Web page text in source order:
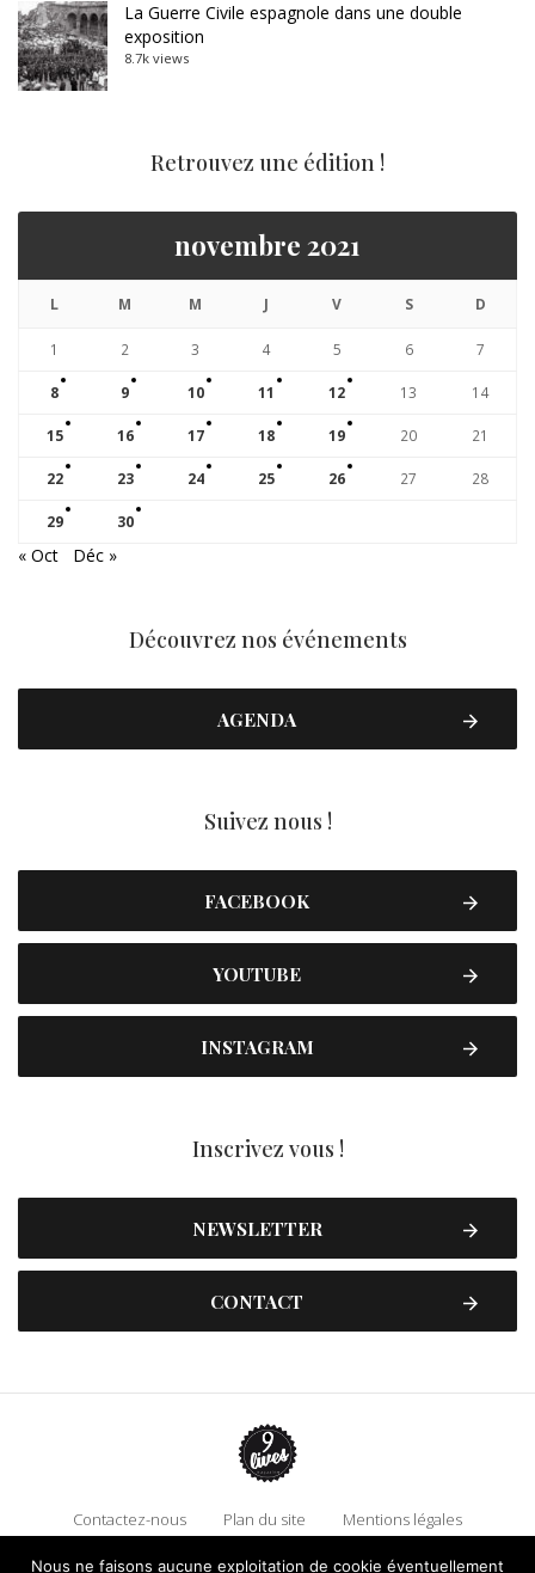
La Guerre Civile espagnole dans une double
exposition
8.7k views
Retrouvez une édition !
novembre 2021
L M M J V S D
1 2 3 4 5 6 7
8 9 10 11 12 13 14
15 16 17 18 19 20 21
22 23 24 25 26 27 28
29 30
« Oct Déc »
Découvrez nos événements
AGENDA
Suivez nous !
FACEBOOK
YOUTUBE
INSTAGRAM
Inscrivez vous !
NEWSLETTER
CONTACT
Contactez-nous Plan du site
Mentions légales
Politique de confidentialité
Adhérez à 9 Lives
Nous ne faisons aucune exploitation de cookie éventuellement